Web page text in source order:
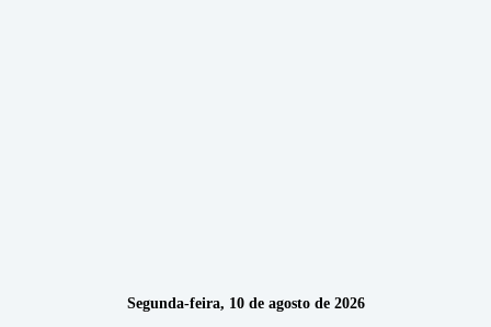
Segunda-feira, 10 de agosto de 2026